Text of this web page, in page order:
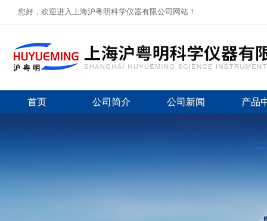
您好，欢迎进入上海沪粤明科学仪器有限公司网站！
首页 公司简介 公司新闻 产品